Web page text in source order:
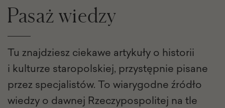
Pasaż wiedzy
Tu znajdziesz ciekawe artykuły o historii
i kulturze staropolskiej, przystępnie pisane
przez specjalistów. To wiarygodne źródło
wiedzy o dawnej Rzeczypospolitej na tle